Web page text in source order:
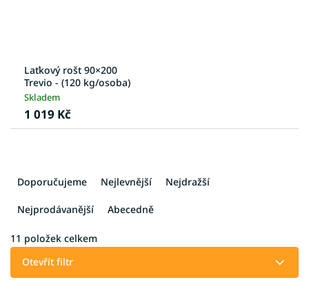
Laťkový rošt 90×200
Trevio - (120 kg/osoba)
Skladem
1 019 Kč
í
p
Doporučujeme Nejlevnější Nejdražší
Nejprodávanější Abecedně
11 položek celkem
Otevřít filtr